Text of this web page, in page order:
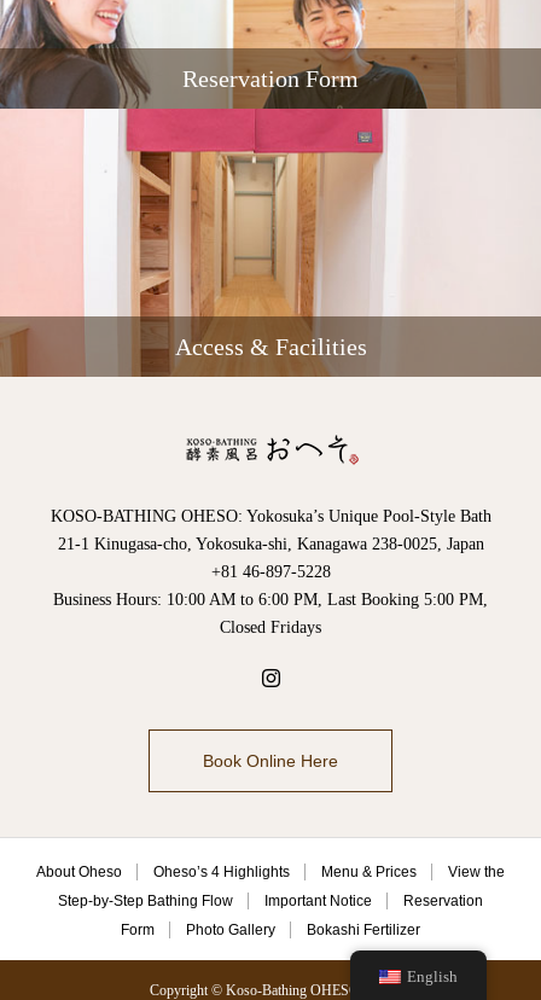
Reservation Form
Access & Facilities
KOSO-BATHING OHESO: Yokosuka’s Unique Pool-Style Bath
21-1 Kinugasa-cho, Yokosuka-shi, Kanagawa 238-0025, Japan
+81 46-897-5228
Business Hours: 10:00 AM to 6:00 PM, Last Booking 5:00 PM,
Closed Fridays
Book Online Here
About Oheso Oheso’s 4 Highlights Menu & Prices
View the
Step-by-Step Bathing Flow
Important Notice
Reservation
Form
Photo Gallery Bokashi Fertilizer
Copyright © Koso-Bathing OHESO 2021
English